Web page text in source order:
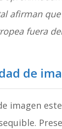
afirman
fuera
de
imagen